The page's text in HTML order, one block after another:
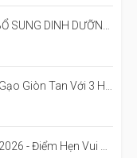
NĂNG LƯỢNG CHO NGÀY MỚI
Vị Đậm Đà Đã Có Mặt Tại Việt Nam
Vui Khỏe Cho Mẹ Và Bé